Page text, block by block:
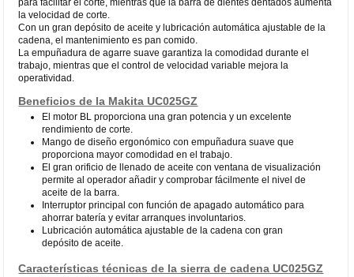
la velocidad de corte.
Con un gran depósito de aceite y lubricación automática ajustable de la
cadena, el mantenimiento es pan comido.
La empuñadura de agarre suave garantiza la comodidad durante el
trabajo, mientras que el control de velocidad variable mejora la
operatividad.
Beneficios de la Makita UC025GZ
El motor BL proporciona una gran potencia y un excelente
rendimiento de corte.
Mango de diseño ergonómico con empuñadura suave que
proporciona mayor comodidad en el trabajo.
El gran orificio de llenado de aceite con ventana de visualización
permite al operador añadir y comprobar fácilmente el nivel de
aceite de la barra.
Interruptor principal con función de apagado automático para
ahorrar batería y evitar arranques involuntarios.
Lubricación automática ajustable de la cadena con gran
depósito de aceite.
Características técnicas de la sierra de cadena UC025GZ